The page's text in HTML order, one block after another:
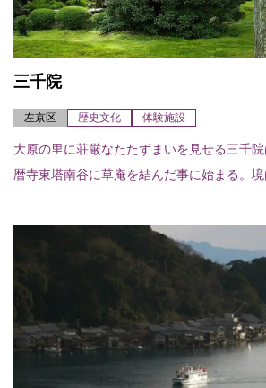
三千院
左京区 歴史文化 体験施設
大原の里に荘厳なたたずまいを見せる三千
暦寺東塔南谷に草庵を結んだ事に始まる。
往生極楽院が建つ。あ...